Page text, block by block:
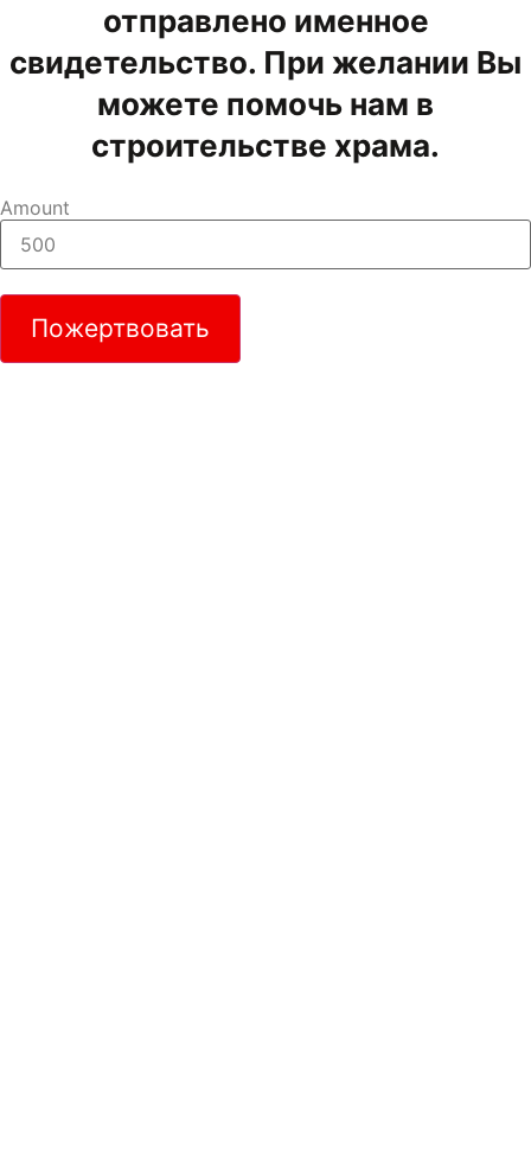
отправлено именное
свидетельство. При желании Вы
можете помочь нам в
строительстве храма.
Amount
Пожертвовать